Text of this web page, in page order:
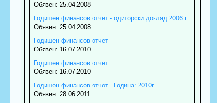
Обявен: 25.04.2008
Годишен финансов отчет - одиторски доклад 2006 г.
Обявен: 25.04.2008
Годишен финансов отчет
Обявен: 16.07.2010
Годишен финансов отчет
Обявен: 16.07.2010
Годишен финансов отчет - Година: 2010г.
Обявен: 28.06.2011